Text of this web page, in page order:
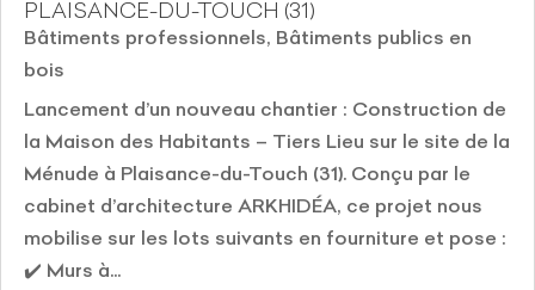
PLAISANCE-DU-TOUCH (31)
Bâtiments professionnels, Bâtiments publics en
bois
Lancement d’un nouveau chantier : Construction de
la Maison des Habitants – Tiers Lieu sur le site de la
Ménude à Plaisance-du-Touch (31). Conçu par le
cabinet d’architecture ARKHIDÉA, ce projet nous
mobilise sur les lots suivants en fourniture et pose :
✔️ Murs à...